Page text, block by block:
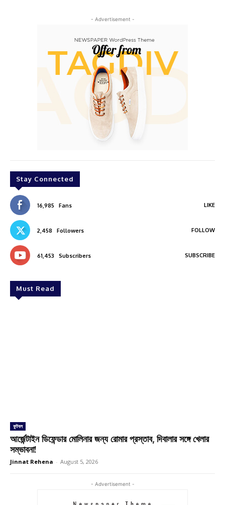
- Advertisement -
Stay Connected
16,985 Fans LIKE
2,458 Followers FOLLOW
61,453 Subscribers SUBSCRIBE
Must Read
ফুটবল
আর্জেন্টাইন ডিফেন্ডার মোলিনার জন্য রোমার প্রস্তাব, দিবালার সঙ্গে খেলার
সম্ভাবনা!
Jinnat Rehena - August 5, 2026
- Advertisement -